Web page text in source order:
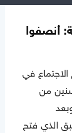
أنصفوا
في
من
الذي فتح